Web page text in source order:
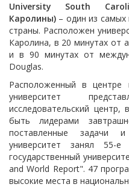
University South
Каролины) – один из самых
страны. Расположен
Каролина, в 20 минутах от
и в 90 минутах от
Douglas.
Расположенный в
университет
исследовательский
быть лидерами
поставленные задачи
университет занял 55-
государственный
and World Report". 47
высокие места в